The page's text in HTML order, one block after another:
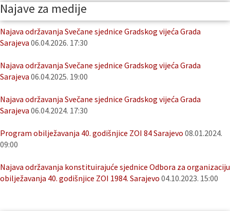
Najave za medije
Najava održavanja Svečane sjednice Gradskog vijeća Grada
Sarajeva 06.04.2026. 17:30
Najava održavanja Svečane sjednice Gradskog vijeća Grada
Sarajeva 06.04.2025. 19:00
Najava održavanja Svečane sjednice Gradskog vijeća Grada
Sarajeva 06.04.2024. 17:30
Program obilježavanja 40. godišnjice ZOI 84 Sarajevo 08.01.2024.
09:00
Najava održavanja konstituirajuće sjednice Odbora za organizaciju
obilježavanja 40. godišnjice ZOI 1984. Sarajevo 04.10.2023. 15:00